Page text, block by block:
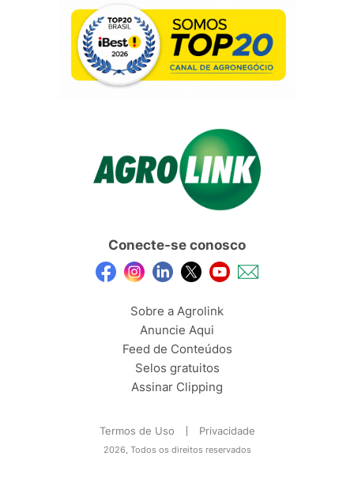
Conecte-se conosco
Sobre a Agrolink
Anuncie Aqui
Feed de Conteúdos
Selos gratuitos
Assinar Clipping
Termos de Uso Privacidade
2026, Todos os direitos reservados